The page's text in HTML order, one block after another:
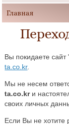
Вы покидаете сайт
ta.co.kr.
Мы не несем
ta.co.krи
своих личных
Если Вы не хотите